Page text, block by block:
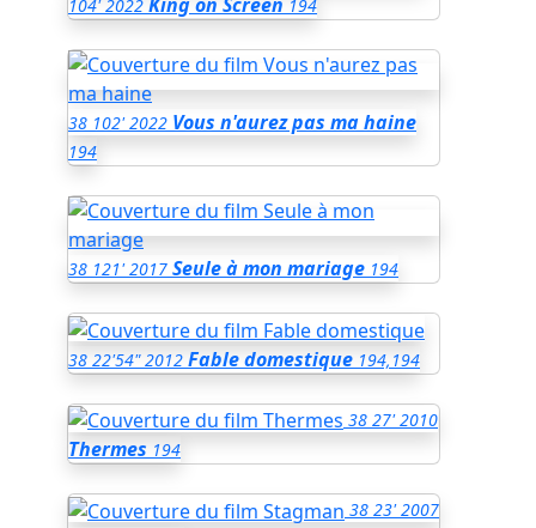
104' 2022 194
38 102' 2022 Vous n'aurez pas ma haine
194
38 121' 2017 Seule à mon mariage 194
38 22'54" 2012 Fable domestique 194,194
38 27' 2010
Thermes 194
38 23' 2007